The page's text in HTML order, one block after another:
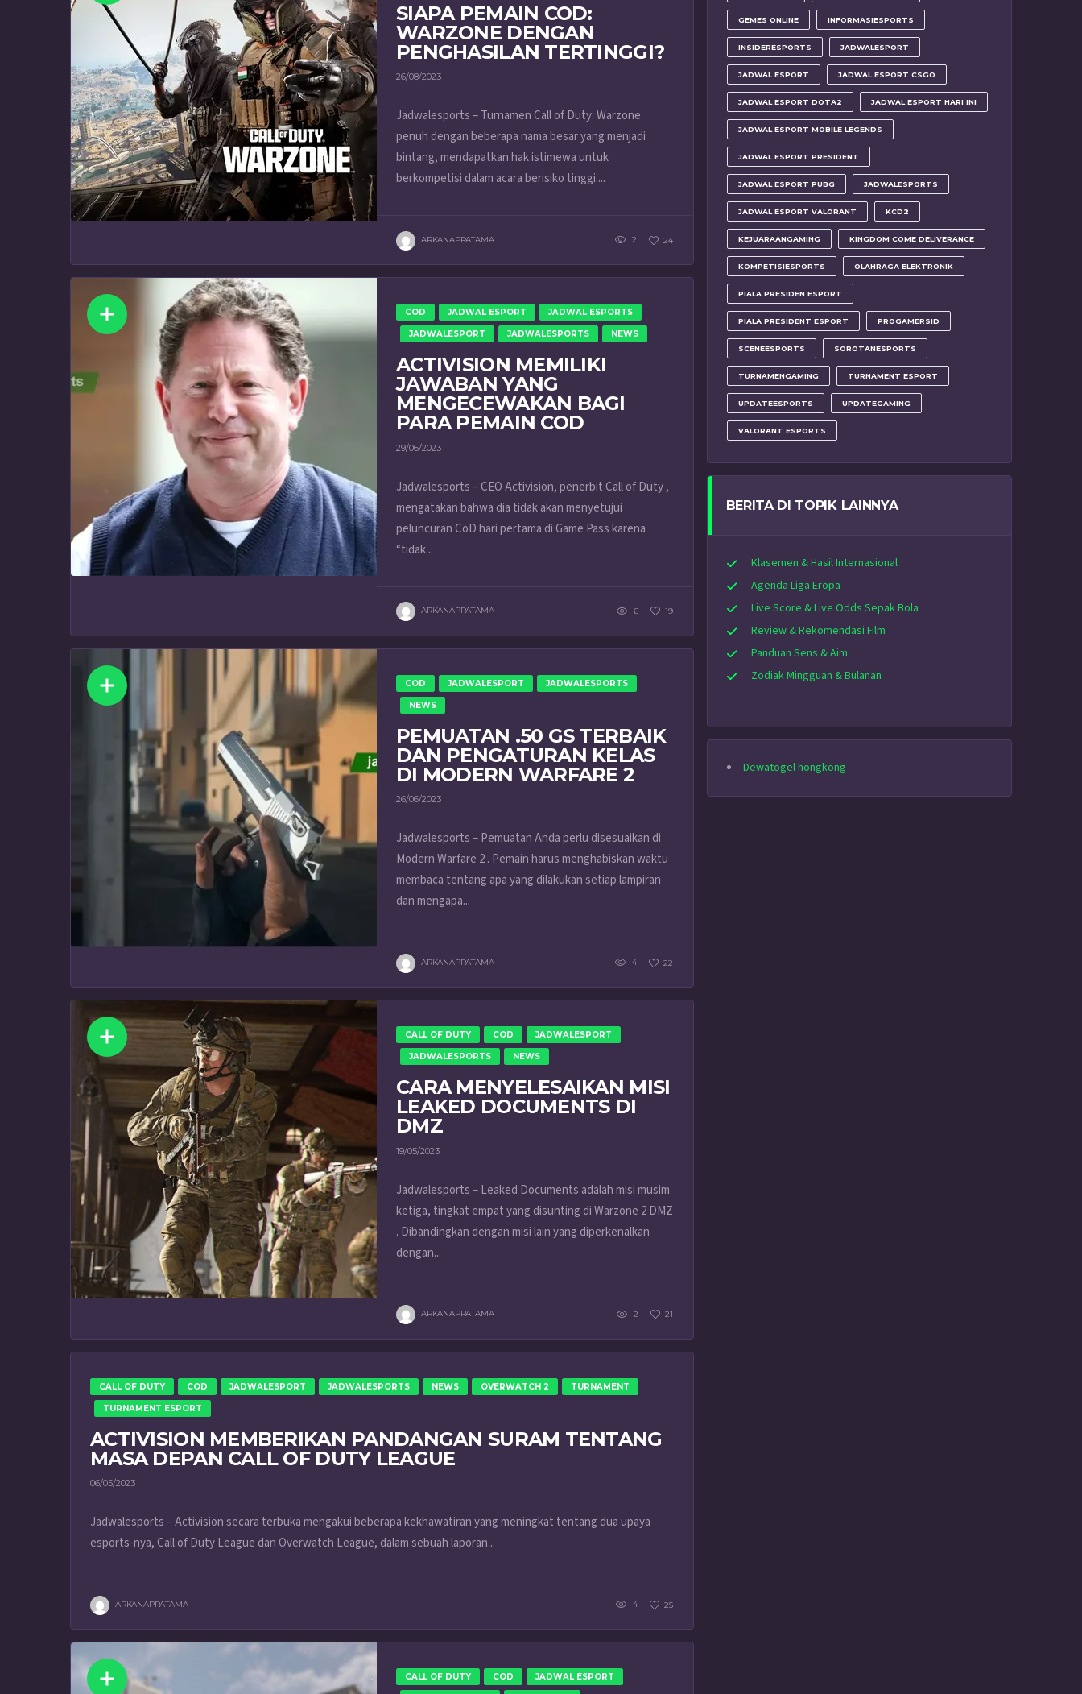
SIAPA PEMAIN COD:
WARZONE DENGAN
PENGHASILAN TERTINGGI?
26/08/2023
Jadwalesports – Turnamen Call of Duty: Warzone
penuh dengan beberapa nama besar yang menjadi
bintang, mendapatkan hak istimewa untuk
berkompetisi dalam acara berisiko tinggi....
ARKANAPRATAMA 2 24
COD JADWAL ESPORT JADWAL ESPORTS
JADWALESPORT JADWALESPORTS NEWS
ACTIVISION MEMILIKI
JAWABAN YANG
MENGECEWAKAN BAGI
PARA PEMAIN COD
29/06/2023
Jadwalesports – CEO Activision, penerbit Call of Duty ,
mengatakan bahwa dia tidak akan menyetujui
peluncuran CoD hari pertama di Game Pass karena
“tidak...
ARKANAPRATAMA 6 19
COD JADWALESPORT JADWALESPORTS
NEWS
PEMUATAN .50 GS TERBAIK
DAN PENGATURAN KELAS
DI MODERN WARFARE 2
26/06/2023
Jadwalesports – Pemuatan Anda perlu disesuaikan di
Modern Warfare 2 . Pemain harus menghabiskan waktu
membaca tentang apa yang dilakukan setiap lampiran
dan mengapa...
ARKANAPRATAMA 4 22
CALL OF DUTY COD JADWALESPORT
JADWALESPORTS NEWS
CARA MENYELESAIKAN MISI
LEAKED DOCUMENTS DI
DMZ
19/05/2023
Jadwalesports – Leaked Documents adalah misi musim
ketiga, tingkat empat yang disunting di Warzone 2 DMZ
. Dibandingkan dengan misi lain yang diperkenalkan
dengan...
ARKANAPRATAMA 2 21
CALL OF DUTY COD JADWALESPORT JADWALESPORTS NEWS OVERWATCH 2 TURNAMENT
TURNAMENT ESPORT
ACTIVISION MEMBERIKAN PANDANGAN SURAM TENTANG
MASA DEPAN CALL OF DUTY LEAGUE
06/05/2023
Jadwalesports – Activision secara terbuka mengakui beberapa kekhawatiran yang meningkat tentang dua upaya
esports-nya, Call of Duty League dan Overwatch League, dalam sebuah laporan...
ARKANAPRATAMA 4 25
CALL OF DUTY COD JADWAL ESPORT
GEMES ONLINE INFORMASIESPORTS
INSIDERESPORTS JADWALESPORT
JADWAL ESPORT JADWAL ESPORT CSGO
JADWAL ESPORT DOTA2 JADWAL ESPORT HARI INI
JADWAL ESPORT MOBILE LEGENDS
JADWAL ESPORT PRESIDENT
JADWAL ESPORT PUBG JADWALESPORTS
JADWAL ESPORT VALORANT KCD2
KEJUARAANGAMING KINGDOM COME DELIVERANCE
KOMPETISIESPORTS OLAHRAGA ELEKTRONIK
PIALA PRESIDEN ESPORT
PIALA PRESIDENT ESPORT PROGAMERSID
SCENEESPORTS SOROTANESPORTS
TURNAMENGAMING TURNAMENT ESPORT
UPDATEESPORTS UPDATEGAMING
VALORANT ESPORTS
BERITA DI TOPIK LAINNYA
Klasemen & Hasil Internasional
Agenda Liga Eropa
Live Score & Live Odds Sepak Bola
Review & Rekomendasi Film
Panduan Sens & Aim
Zodiak Mingguan & Bulanan
Dewatogel hongkong